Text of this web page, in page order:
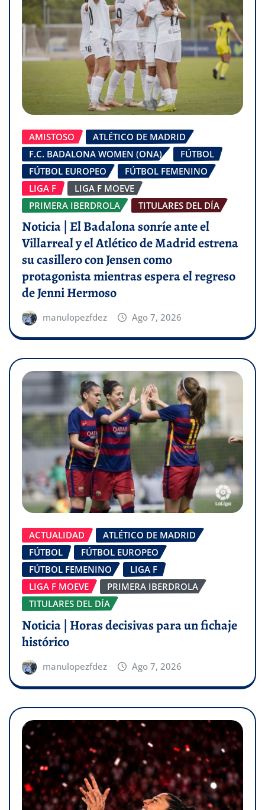
AMISTOSO
ATLÉTICO DE MADRID
F.C. BADALONA WOMEN (ONA)
FÚTBOL
FÚTBOL EUROPEO
FÚTBOL FEMENINO
LIGA F
LIGA F MOEVE
PRIMERA IBERDROLA
TITULARES DEL DÍA
Noticia | El Badalona sonríe ante el
Villarreal y el Atlético de Madrid estrena
su casillero con Jensen como
protagonista mientras espera el regreso
de Jenni Hermoso
manulopezfdez Ago 7, 2026
ACTUALIDAD
ATLÉTICO DE MADRID
FÚTBOL
FÚTBOL EUROPEO
FÚTBOL FEMENINO
LIGA F
LIGA F MOEVE
PRIMERA IBERDROLA
TITULARES DEL DÍA
Noticia | Horas decisivas para un fichaje
histórico
manulopezfdez Ago 7, 2026